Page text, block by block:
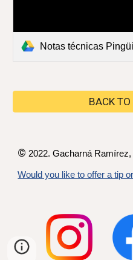
Notas técnicas Pingüino de
BACK
© 2022. Gacharná
Would you like to offer a tip